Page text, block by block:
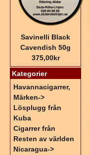
Savinelli Black
Cavendish 50g
375,00kr
Kategorier
Havannacigarrer,
Märken->
Lösplugg från
Kuba
Cigarrer från
Resten av världen
Nicaragua->